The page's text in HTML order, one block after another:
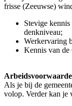
frisse (Zeeuwse)
Stevige
denkniveau;
Werkervaring
Kennis van de
Als je bij de
volop. Verder kan je